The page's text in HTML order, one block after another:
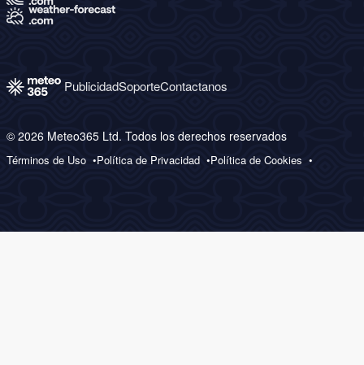
PublicidadSoporteContactanos
© 2026 Meteo365 Ltd. Todos los derechos reservados
Términos de Uso Política de Privacidad Política de Cookies